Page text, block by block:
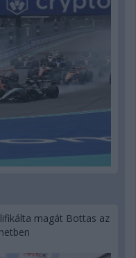
magát Bottas az